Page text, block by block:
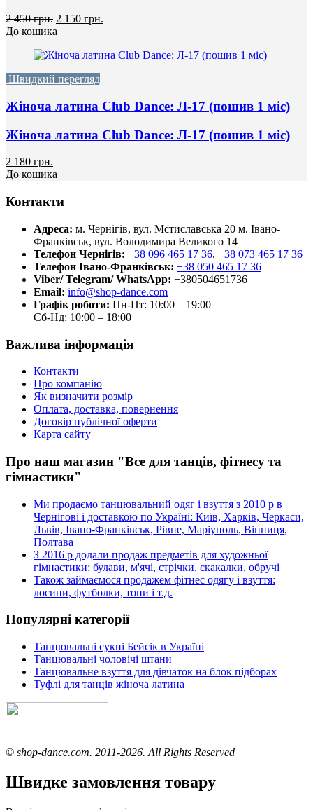
2 450 грн. 2 150 грн.
До кошика
Швидкий перегляд
Жіноча латина Club Dance: Л-17 (пошив 1 міс)
Жіноча латина Club Dance: Л-17 (пошив 1 міс)
2 180 грн.
До кошика
Контакти
Адреса: м. Чернігів, вул. Мстиславська 20 м. Івано-
Франківськ, вул. Володимира Великого 14
Телефон Чернігів: +38 096 465 17 36, +38 073 465 17 36
Телефон Івано-Франківськ: +38 050 465 17 36
Viber/ Telegram/ WhatsApp: +380504651736
Email: info@shop-dance.com
Графік роботи: Пн-Пт: 10:00 – 19:00
Сб-Нд: 10:00 – 18:00
Важлива інформація
Контакти
Про компанію
Як визначити розмір
Оплата, доставка, повернення
Договір публічної оферти
Карта сайту
Про наш магазин "Все для танців, фітнесу та
гімнастики"
Ми продаємо танцювальний одяг і взуття з 2010 р в
Чернігові і доставкою по Україні: Київ, Харків, Черкаси,
Львів, Івано-Франківськ, Рівне, Маріуполь, Вінниця,
Полтава
З 2016 р додали продаж предметів для художньої
гімнастики: булави, м'ячі, стрічки, скакалки, обручі
Також займаємося продажем фітнес одягу і взуття:
лосини, футболки, топи і т.д.
Популярні категорії
Танцювальні сукні Бейсік в Україні
Танцювальні чоловічі штани
Танцювальне взуття для дівчаток на блок підборах
Туфлі для танців жіноча латина
© shop-dance.com. 2011-2026. All Rights Reserved
Швидке замовлення товару